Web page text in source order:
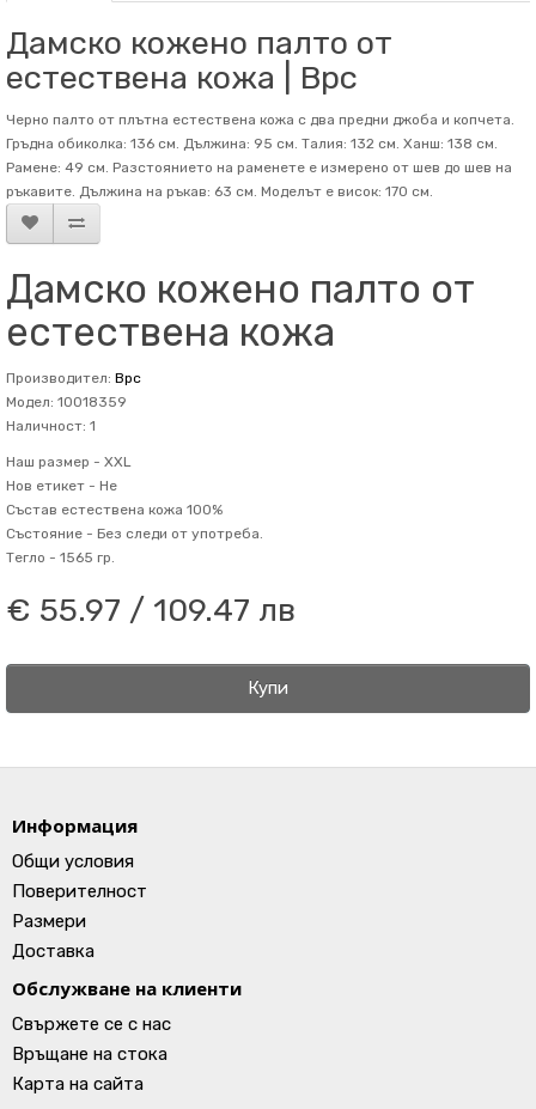
Дамско кожено палто от
естествена кожа | Bpc
Черно палто от плътна естествена кожа с два предни джоба и копчета.
Гръдна обиколка: 136 см. Дължина: 95 см. Талия: 132 см. Ханш: 138 см.
Рамене: 49 см. Разстоянието на раменете е измерено от шев до шев на
ръкавите. Дължина на ръкав: 63 см. Mоделът е висок: 170 см.
Дамско кожено палто от
естествена кожа
Производител: Bpc
Модел: 10018359
Наличност: 1
Наш размер - XXL
Нов етикет - Не
Състав естествена кожа 100%
Състояние - Без следи от употреба.
Тегло - 1565 гр.
€ 55.97 / 109.47 лв
Купи
Информация
Общи условия
Поверителност
Размери
Доставка
Обслужване на клиенти
Свържете се с нас
Връщане на стока
Карта на сайта